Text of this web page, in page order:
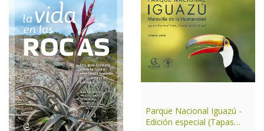
Parque Nacional Iguazú -
Edición especial (Tapas